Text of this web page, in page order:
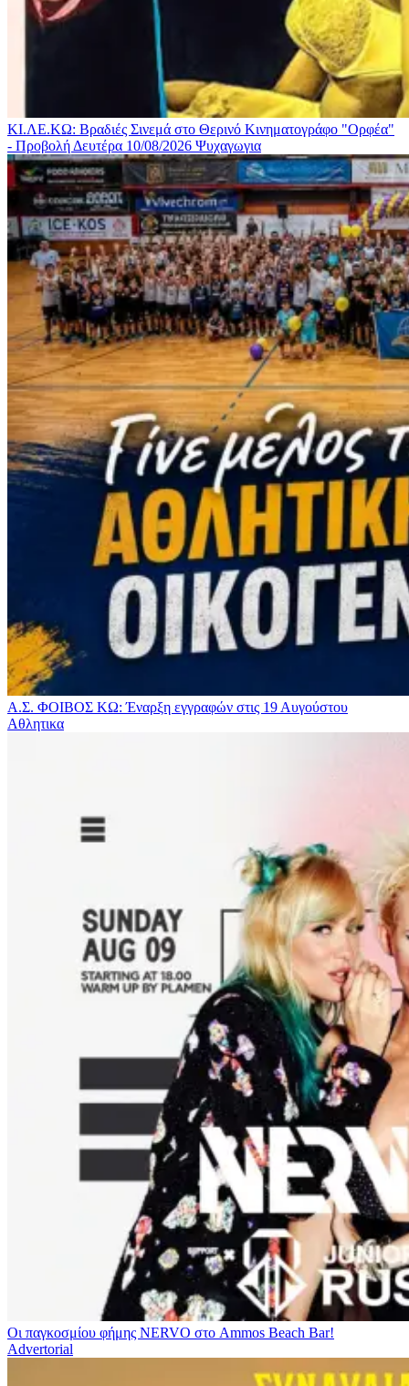
ΚΙ.ΛΕ.ΚΩ: Βραδιές Σινεμά στο Θερινό Κινηματογράφο "Ορφέα"
- Προβολή Δευτέρα 10/08/2026 Ψυχαγωγια
Α.Σ. ΦΟΙΒΟΣ ΚΩ: Έναρξη εγγραφών στις 19 Αυγούστου
Αθλητικα
Οι παγκοσμίου φήμης NERVO στο Ammos Beach Bar!
Advertorial